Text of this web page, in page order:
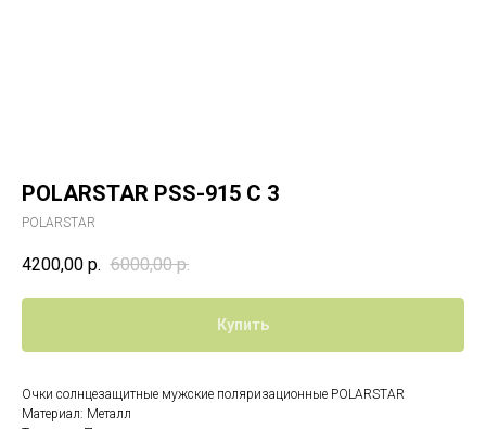
POLARSTAR PSS-915 С 3
POLARSTAR
4200,00 р. 6000,00 р.
Купить
Очки солнцезащитные мужские поляризационные POLARSTAR
Материал: Металл